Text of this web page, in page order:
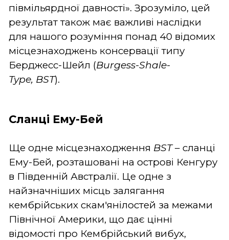
півмільярдної давності». Зрозуміло, цей
результат також має важливі наслідки
для нашого розуміння понад 40 відомих
місцезнаходжень консервації типу
Берджесс-Шейл (Burgess-Shale-
Type, BST).
Сланці Ему-Бей
Ще одне місцезнаходження BST– сланці
Ему-Бей, розташовані на острові Кенгуру
в Південній Австралії. Це одне з
найзначніших місць залягання
кембрійських скам'янілостей за межами
Північної Америки, що дає цінні
відомості про Кембрійський вибух,